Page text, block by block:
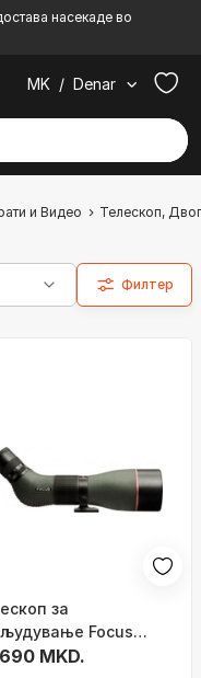
насекаде во
MK / Denar
и Видео Телескоп,
Филтер
за
Focus
Focus Optimum 20-
MKD.